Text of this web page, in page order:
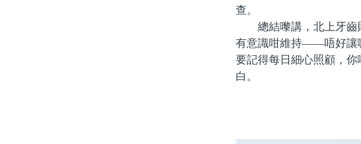
查。
總結嚟講，北上牙齒
有意識咁維持——唔好讓
要記得每日細心照顧，
白。